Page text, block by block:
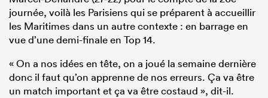
journée, voilà les Parisiens qui se préparent à accueillir
les Maritimes dans un autre contexte : en barrage en
vue d’une demi-finale en Top 14.
« On a nos idées en tête, on a joué la semaine dernière
donc il faut qu’on apprenne de nos erreurs. Ça va être
un match important et ça va être costaud », dit-il.